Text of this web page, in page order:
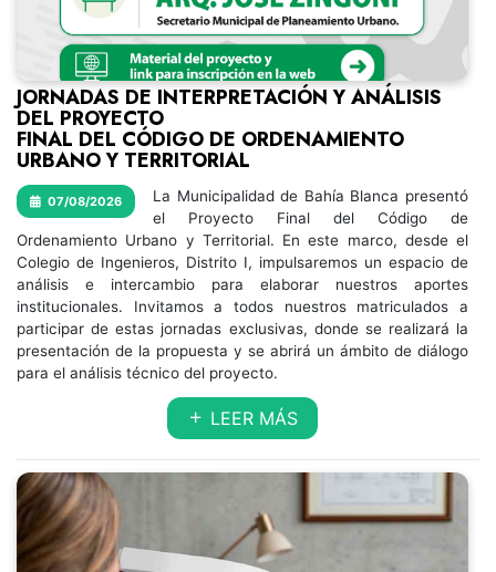
JORNADAS DE INTERPRETACIÓN Y ANÁLISIS
DEL PROYECTO
FINAL DEL CÓDIGO DE ORDENAMIENTO
URBANO Y TERRITORIAL
07/08/2026
La Municipalidad de Bahía Blanca presentó
el Proyecto Final del Código de
Ordenamiento Urbano y Territorial. En este marco, desde el
Colegio de Ingenieros, Distrito I, impulsaremos un espacio de
análisis e intercambio para elaborar nuestros aportes
institucionales. Invitamos a todos nuestros matriculados a
participar de estas jornadas exclusivas, donde se realizará la
presentación de la propuesta y se abrirá un ámbito de diálogo
para el análisis técnico del proyecto.
LEER MÁS